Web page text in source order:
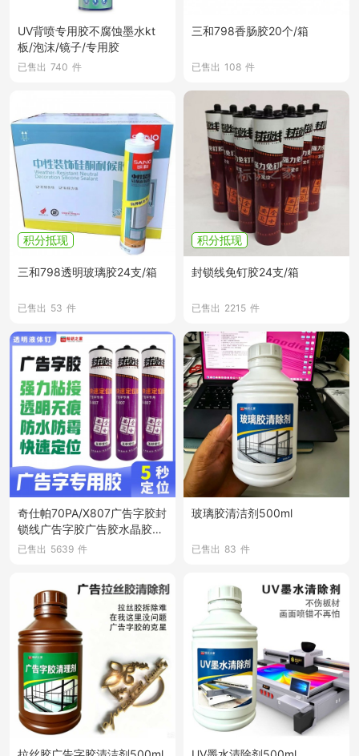
UV背喷专用胶不腐蚀墨水kt
板/泡沫/镜子/专用胶
已售出 740 件
三和798香肠胶20个/箱
已售出 108 件
积分抵现
三和798透明玻璃胶24支/箱
已售出 53 件
积分抵现
封锁线免钉胶24支/箱
已售出 2215 件
奇仕帕70PA/X807广告字胶封
锁线广告字胶广告胶水晶胶透
明免钉胶液体钉
已售出 5639 件
玻璃胶清洁剂500ml
已售出 83 件